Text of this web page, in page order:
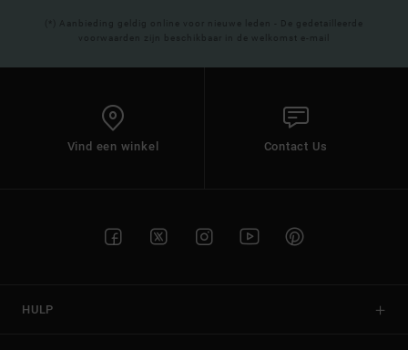
(*) Aanbieding geldig online voor nieuwe leden - De gedetailleerde
voorwaarden zijn beschikbaar in de welkomst e-mail
Vind een winkel Contact Us
HULP